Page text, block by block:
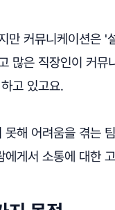
만 커뮤니케이션은
많은 직장인이 커
고 있고요.
해 어려움을 겪는
게서 소통에 대한